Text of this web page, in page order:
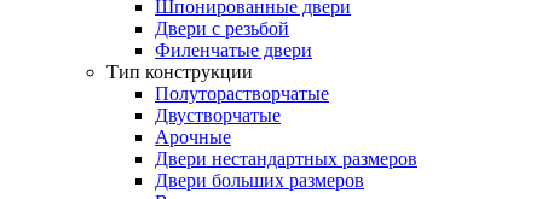
Шпонированные двери
Двери с резьбой
Филенчатые двери
Тип конструкции
Полуторастворчатые
Двустворчатые
Арочные
Двери нестандартных размеров
Двери больших размеров